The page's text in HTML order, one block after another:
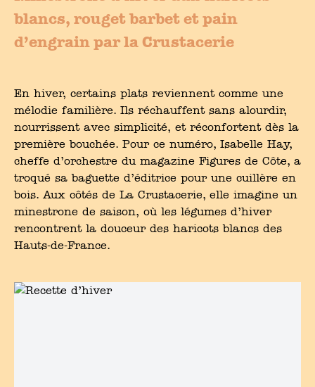
blancs, rouget barbet et pain
d’engrain par la Crustacerie
En hiver, certains plats reviennent comme une
mélodie familière. Ils réchauffent sans alourdir,
nourrissent avec simplicité, et réconfortent dès la
première bouchée. Pour ce numéro, Isabelle Hay,
cheffe d’orchestre du magazine Figures de Côte, a
troqué sa baguette d’éditrice pour une cuillère en
bois. Aux côtés de La Crustacerie, elle imagine un
minestrone de saison, où les légumes d’hiver
rencontrent la douceur des haricots blancs des
Hauts-de-France.